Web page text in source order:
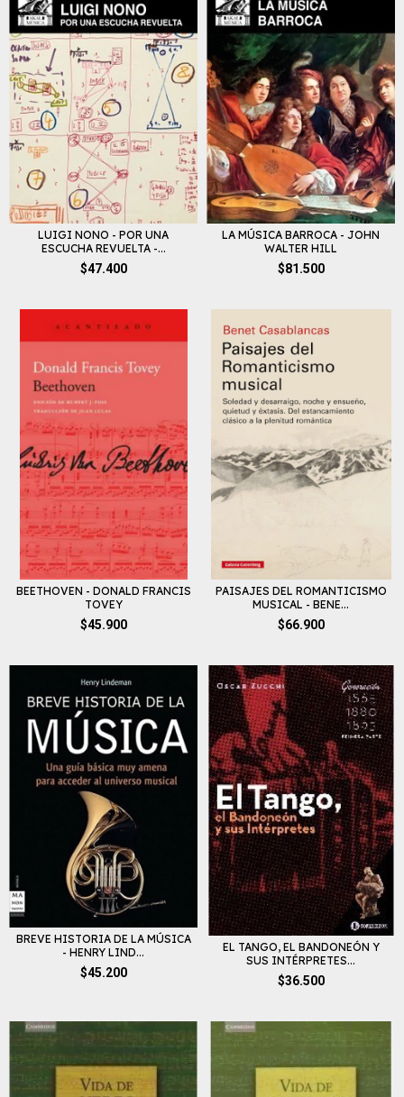
LUIGI NONO - POR UNA
ESCUCHA REVUELTA -...
$47.400
LA MÚSICA BARROCA - JOHN
WALTER HILL
$81.500
BEETHOVEN - DONALD FRANCIS
TOVEY
$45.900
PAISAJES DEL ROMANTICISMO
MUSICAL - BENE...
$66.900
BREVE HISTORIA DE LA MÚSICA
- HENRY LIND...
$45.200
EL TANGO, EL BANDONEÓN Y
SUS INTÉRPRETES...
$36.500